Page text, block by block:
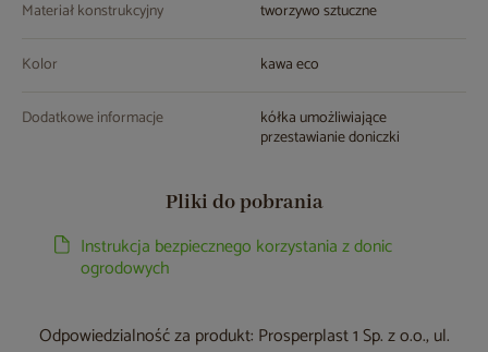
Materiał konstrukcyjny tworzywo sztuczne
Kolor kawa eco
Dodatkowe informacje kółka umożliwiające
przestawianie doniczki
Pliki do pobrania
Instrukcja bezpiecznego korzystania z donic
ogrodowych
Odpowiedzialność za produkt: Prosperplast 1 Sp. z o.o., ul.